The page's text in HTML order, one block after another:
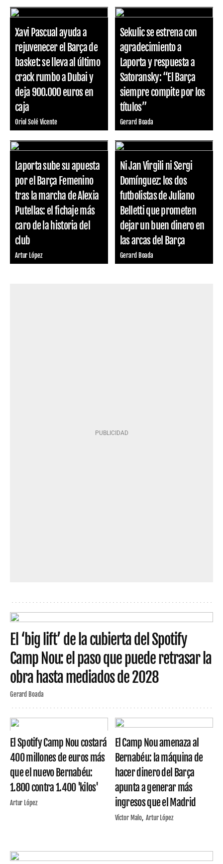
Xavi Pascual ayuda a
rejuvenecer el Barça de
basket: se lleva al último
crack rumbo a Dubai y
deja 900.000 euros en
caja
Oriol Solé Vicente
Sekulic se estrena con
agradecimiento a
Laporta y respuesta a
Satoransky: “El Barça
siempre compite por los
títulos”
Gerard Boada
Laporta sube su apuesta
por el Barça Femenino
tras la marcha de Alexia
Putellas: el fichaje más
caro de la historia del
club
Artur López
Ni Jan Virgili ni Sergi
Domínguez: los dos
futbolistas de Juliano
Belletti que prometen
dejar un buen dinero en
las arcas del Barça
Gerard Boada
El ‘big lift’ de la cubierta del Spotify
Camp Nou: el paso que puede retrasar la
obra hasta mediados de 2028
Gerard Boada
El Spotify Camp Nou costará
400 millones de euros más
que el nuevo Bernabéu:
1.800 contra 1.400 'kilos'
Artur López
El Camp Nou amenaza al
Bernabéu: la máquina de
hacer dinero del Barça
apunta a generar más
ingresos que el Madrid
Víctor Malo Artur López